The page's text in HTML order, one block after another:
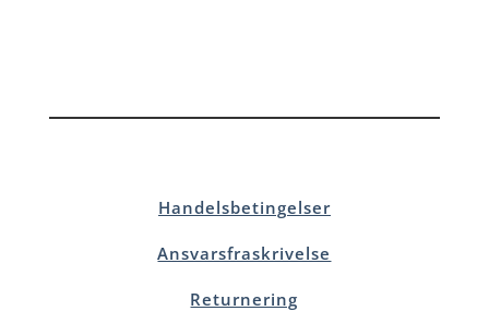
Handelsbetingelser
Ansvarsfraskrivelse
Returnering